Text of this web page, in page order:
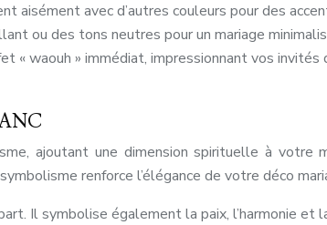
aisément avec d’autres couleurs pour des
ou des tons neutres pour un mariage
« waouh » immédiat, impressionnant vos
ajoutant une dimension spirituelle à votre
renforce l’élégance de votre déco
Il symbolise également la paix, l’harmonie et